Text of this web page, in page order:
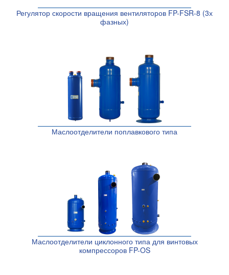
Регулятор скорости вращения вентиляторов FP-FSR-8 (3х
фазных)
Маслоотделители поплавкового типа
Маслоотделители циклонного типа для винтовых
компрессоров FP-OS